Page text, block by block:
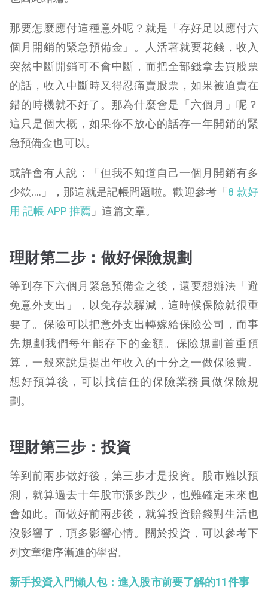
那要怎麼應付這種意外呢？就是「存好足以應付六
個月開銷的緊急預備金」。人活著就要花錢，收入
突然中斷開銷可不會中斷，而把全部錢拿去買股票
的話，收入中斷時又得忍痛賣股票，如果被迫賣在
錯的時機就不好了。 那為什麼會是「六個月」呢？
這只是個大概，如果你不放心的話存一年開銷的緊
急預備金也可以。
或許會有人說：「但我不知道自己一個月開銷有多
少欸….」，那這就是記帳問題啦。歡迎參考「 8 款好
用 記帳 APP 推薦 」這篇文章。
理財第二步：做好保險規劃
等到存下六個月緊急預備金之後，還要想辦法「避
免意外支出」，以免存款驟減，這時候保險就很重
要了。保險可以把意外支出轉嫁給保險公司，而事
先規劃我們每年能存下的金額。 保險規劃首重預
算，一般來說是提出年收入的十分之一做保險費。
想好預算後，可以找信任的保險業務員做保險規
劃。
理財第三步：投資
等到前兩步做好後，第三步才是投資。股市難以預
測，就算過去十年股市漲多跌少，也難確定未來也
會如此。而做好前兩步後，就算投資賠錢對生活也
沒影響了，頂多影響心情。關於投資，可以參考下
列文章循序漸進的學習。
新手投資入門懶人包：進入股市前要了解的11件事